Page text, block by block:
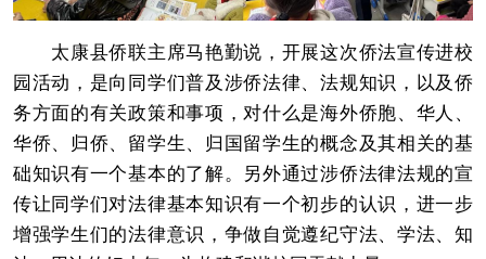
太康县侨联主席马艳勤说，开展这次侨法宣传进校
园活动，是向同学们普及涉侨法律、法规知识，以及侨
务方面的有关政策和事项，对什么是海外侨胞、华人、
华侨、归侨、留学生、归国留学生的概念及其相关的基
础知识有一个基本的了解。另外通过涉侨法律法规的宣
传让同学们对法律基本知识有一个初步的认识，进一步
增强学生们的法律意识，争做自觉遵纪守法、学法、知